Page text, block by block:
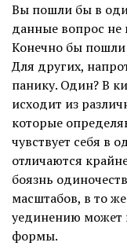
Вы пошли бы в
данные вопрос не
Конечно бы пошли
Для других,
панику. Один? В
исходит из
которые
чувствует себя в
отличаются
боязнь
масштабов, в то
уединению может
формы.